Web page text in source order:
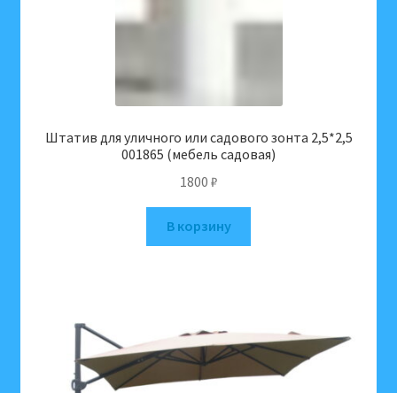
Штатив для уличного или садового зонта 2,5*2,5
001865 (мебель садовая)
1800 ₽
В корзину